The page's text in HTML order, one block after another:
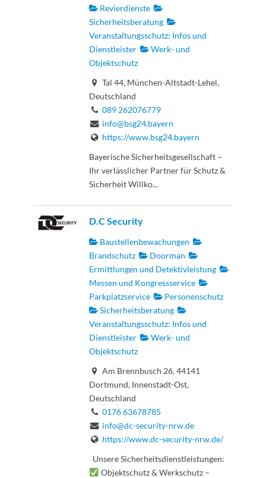
Revierdienste
Sicherheitsberatung
Veranstaltungsschutz: Infos und
Dienstleister
Werk- und
Objektschutz
Tal 44, München-Altstadt-Lehel,
Deutschland
089 262076779
info@bsg24.bayern
https://www.bsg24.bayern
Bayerische Sicherheitsgesellschaft –
Ihr verlässlicher Partner für Schutz &
Sicherheit Willko...
D.C Security
Baustellenbewachungen
Brandschutz
Doorman
Ermittlungen und Detektivleistung
Messen und Kongressservice
Parkplatzservice
Personenschutz
Sicherheitsberatung
Veranstaltungsschutz: Infos und
Dienstleister
Werk- und
Objektschutz
Am Brennbusch 26, 44141
Dortmund, Innenstadt-Ost,
Deutschland
0176 63678785
info@dc-security-nrw.de
https://www.dc-security-nrw.de/
Unsere Sicherheitsdienstleistungen:
Objektschutz & Werkschutz –